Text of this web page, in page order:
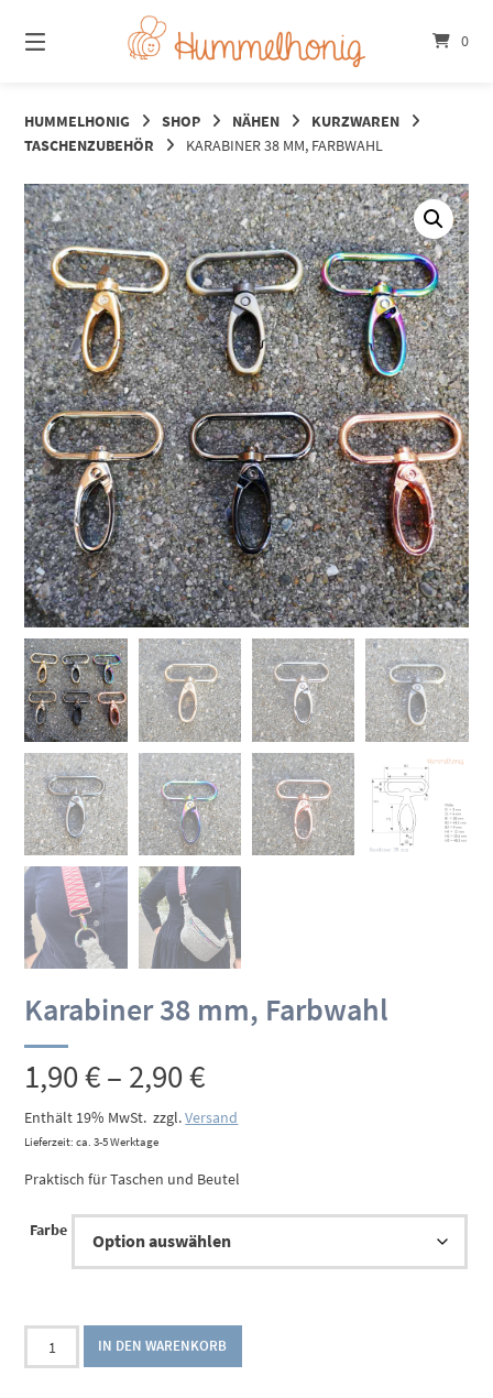
zum
Inhalt
0
HUMMELHONIG SHOP NÄHEN
KURZWAREN
TASCHENZUBEHÖR
KARABINER 38 MM, FARBWAHL
Karabiner 38 mm, Farbwahl
1,90€– 2,90€Preisspanne:
1,90 €
bis
2,90 €
Enthält 19% MwSt. zzgl.Versand
Lieferzeit: ca. 3-5 Werktage
Praktisch für Taschen und Beutel
Farbe
Karabiner
IN DEN WARENKORB